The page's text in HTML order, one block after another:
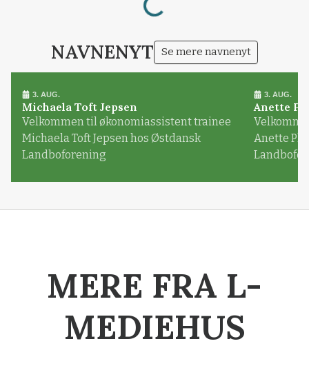
NAVNENYT Se mere navnenyt
3. AUG.
Michaela Toft Jepsen
Velkommen til økonomiassistent trainee
Michaela Toft Jepsen hos Østdansk
Landboforening
3. AUG.
Anette
Anette
MERE FRA L-
MEDIEHUS